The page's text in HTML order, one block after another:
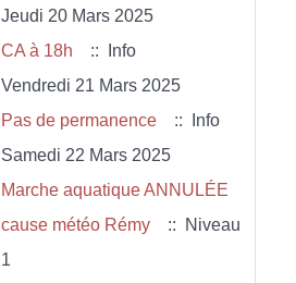
Jeudi 20 Mars 2025
CA à 18h
:: Info
Vendredi 21 Mars 2025
Pas de permanence
:: Info
Samedi 22 Mars 2025
Marche aquatique ANNULÉE
cause météo Rémy
:: Niveau
1